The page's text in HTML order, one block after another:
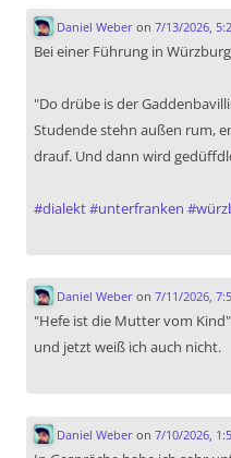
Daniel Weberon 7/13/2026,
Bei einer Führung in
"Do drübe is der
Studende stehn außen rum,
drauf. Und dann wird
#dialekt#unterfranken #
Daniel Weberon 7/11/2026,
"Hefe ist die Mutter vom
und jetzt weiß ich auch nicht.
Daniel Weberon 7/10/2026,